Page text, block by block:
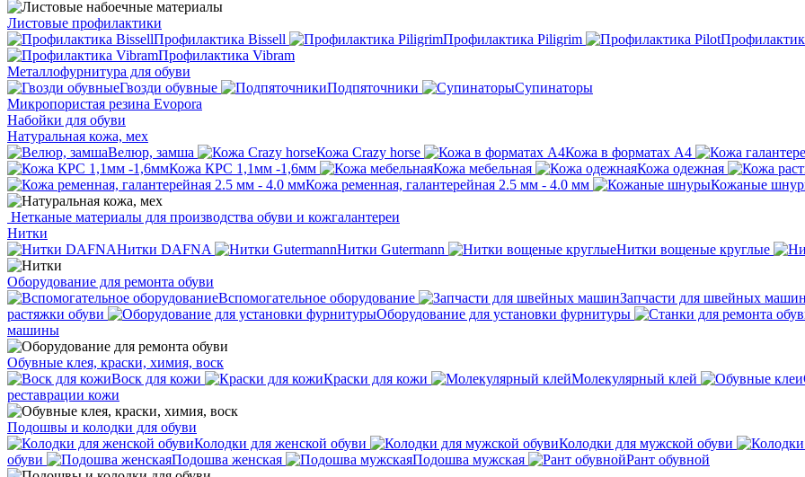
Листовые профилактики
Профилактика Bissell
Профилактика Piligrim
Профилактика Vibram
Металлофурнитура для обуви
Гвозди обувные
Подпяточники
Супинаторы
Микропористая резина Evopora
Набойки для обуви
Натуральная кожа, мех
Велюр, замша
Кожа Crazy horse
Кожа в форматах А4
Кожа КРС 1,1мм -1,6мм
Кожа мебельная
Кожа одежная
Кожа ременная, галантерейная 2.5 мм - 4.0 мм
Кожаные
Нетканые материалы для производства обуви и кожгалантереи
Нитки
Нитки DAFNA
Нитки Gutermann Нитки вощеные круглые
Оборудование для ремонта обуви
Вспомогательное оборудование
Запчасти для швейных
растяжки обуви
Оборудование для установки фурнитуры
машины
Обувные клея, краски, химия, воск
Воск для кожи
Краски для кожи Молекулярный клей
реставрации кожи
Подошвы и колодки для обуви
Колодки для женской обуви
Колодки для мужской обуви
обуви
Подошва женская Подошва мужская Рант обувной